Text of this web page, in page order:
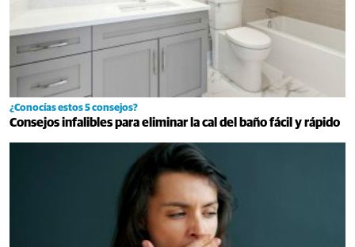
¿Conocías estos 5 consejos?
Consejos infalibles para eliminar la cal del baño fácil y rápido